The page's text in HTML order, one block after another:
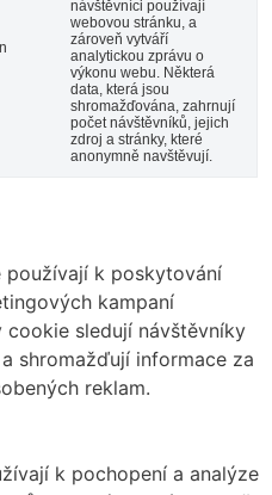
návštěvníci používají
webovou stránku, a
zároveň vytváří
analytickou zprávu o
výkonu webu. Některá
data, která jsou
shromažďována, zahrnují
počet návštěvníků, jejich
zdroj a stránky, které
anonymně navštěvují.
používají k poskytování
kampaní
cookie sledují návštěvníky
shromažďují informace za
reklam.
k pochopení a analýze